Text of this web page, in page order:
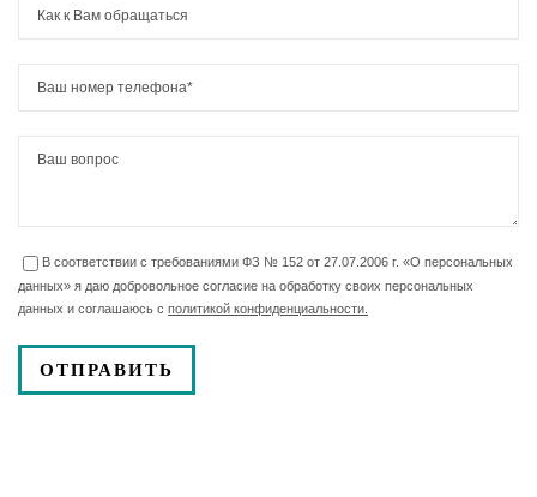
В соответствии с требованиями ФЗ № 152 от 27.07.2006 г. «О персональных
данных» я даю добровольное согласие на обработку своих персональных
данных и соглашаюсь с политикой конфиденциальности.